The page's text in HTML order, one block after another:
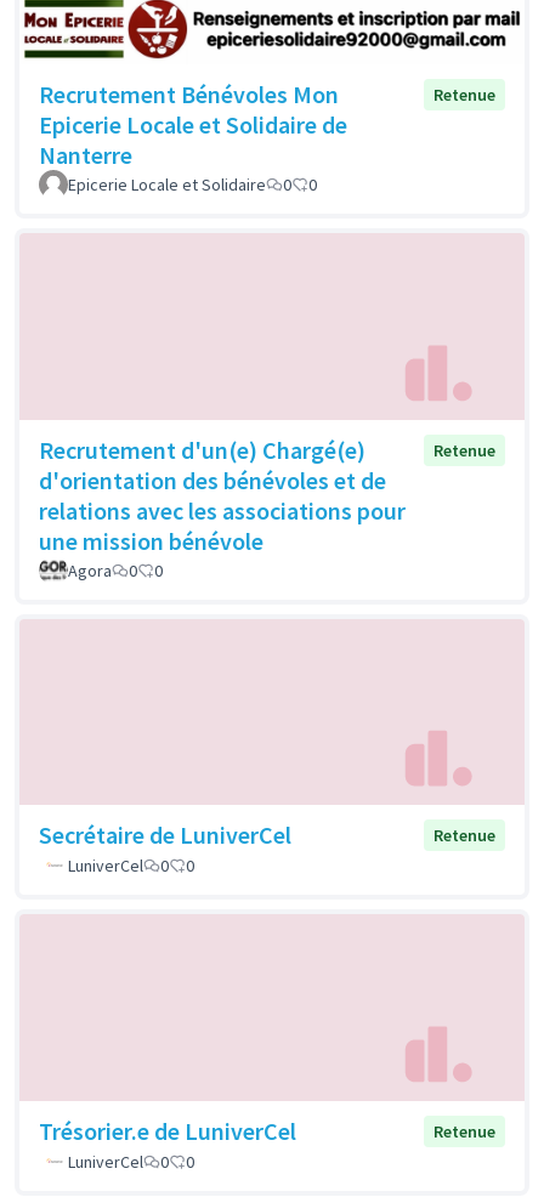
Recrutement Bénévoles Mon
Epicerie Locale et Solidaire de
Nanterre
Retenue
Epicerie Locale et Solidaire 0 0
Recrutement d'un(e) Chargé(e)
d'orientation des bénévoles et de
relations avec les associations pour
une mission bénévole
Retenue
Agora 0 0
Secrétaire de LuniverCel
Retenue
LuniverCel
0 0
Trésorier.e de LuniverCel
Retenue
LuniverCel
0 0